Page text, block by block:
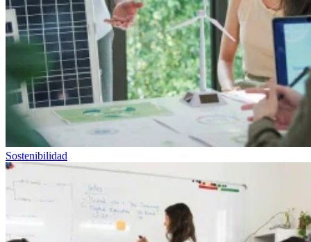
Sostenibilidad